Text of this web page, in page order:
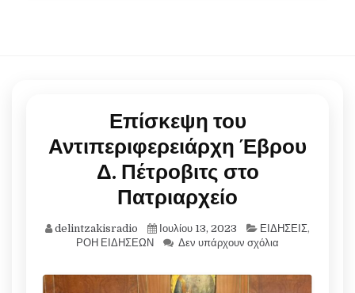
Επίσκεψη του
Αντιπεριφερειάρχη Έβρου
Δ. Πέτροβιτς στο
Πατριαρχείο
delintzakisradio Ιουλίου 13, 2023 ΕΙΔΗΣΕΙΣ,
ΡΟΗ ΕΙΔΗΣΕΩΝ
Δεν υπάρχουν σχόλια